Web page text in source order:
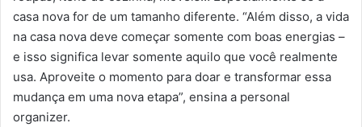
casa nova for de um tamanho diferente. “Além disso, a vida
na casa nova deve começar somente com boas energias –
e isso significa levar somente aquilo que você realmente
usa. Aproveite o momento para doar e transformar essa
mudança em uma nova etapa”, ensina a personal
organizer.